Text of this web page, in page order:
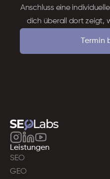
Anschluss eine
dich überall dort zeigt,
Termin
Leistungen
SEO
GEO